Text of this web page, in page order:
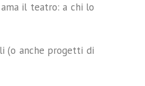
il teatro: a chi lo
(o anche progetti di